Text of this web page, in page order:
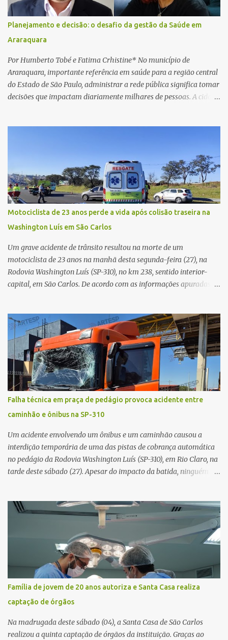
link, orientando a vítima a acessá-lo pelo computador para
concluir a suposta atualização cadastral. Após realizar o
procedimento, a conta bancária ficou bloqueada por algumas
horas. Sem conseguir acessar o sistema, a vítima tentou
novamente contato com o suposto gerente, mas não obteve
resposta. Na segunda-fe...
Planejamento e decisão: o desafio da gestão da Saúde em
Araraquara
Por Humberto Tobé e Fatima Crhistine* No município de
Araraquara, importante referência em saúde para a região central
do Estado de São Paulo, administrar a rede pública significa tomar
decisões que impactam diariamente milhares de pessoas. A cidade
o Sistema Único de Saúde (SUS). Nos últimos anos, o Governo
Federal tem ampliado investimentos destinados ao fortalecimento
da atenção básica, da infraestrutura hospitalar e da
regionalização dos serviços de saúde. Entretanto, em um cenário
de demandas crescentes e recursos necessariamente limitados, a
principal missão da gestão pública não é apenas investir mais,
mas decidir melhor onde investir para produzir o maior benefício
possível à população. Essa reflexão encontra respaldo tanto na
teoria da admini...
Motociclista de 23 anos perde a vida após colisão traseira na
Washington Luís em São Carlos
Um grave acidente de trânsito resultou na morte de um
motociclista de 23 anos na manhã desta segunda-feira (27), na
Rodovia Washington Luís (SP-310), no km 238, sentido interior-
capital, em São Carlos. De acordo com as informações apuradas no
veículo, o trânsito estava lento e congestionado devido a obras
realizadas na rodovia, momento em que ocorreu o impacto. Com
a violência da colisão, o motociclista foi arremessado ao solo.
Testemunhas relataram que o capacete teria se desprendido
durante o acidente. O jovem sofreu ferimentos gravíssimos e
morreu ainda no local. Equipes de resgate e de atendimento da
concessionária responsável pela rodovia foram acionadas e
realizaram a sinalização da via, além de prestarem socorro à
vítima. No entanto, o óbito foi constatado ainda no local do
acidente. A Polícia Militar Rodoviária compareceu para o registro
da ocorrência...
Falha técnica em praça de pedágio provoca acidente entre
caminhão e ônibus na SP-310
Um acidente envolvendo um ônibus e um caminhão causou a
interdição temporária de uma das pistas de cobrança automática
no pedágio da Rodovia Washington Luís (SP-310), em Rio Claro, na
tarde deste sábado (27). Apesar do impacto da batida, ninguém
Controle Operacional (CCO) da concessionária Eixo SP, o acidente
aconteceu devido a uma falha técnica na praça de cobrança.
Dinâmica do acidente De acordo com o relato do motorista do
ônibus (modelo M. Benz/Busscar), ao entrar na pista de cobrança
automática (AVI 20), a cancela eletrônica não realizou a abertura
automática, o que o obrigou a frear o veículo. Um caminhão
Scania P 360, que trafegava logo atrás, não conseguiu parar a
tempo e colidiu contra a traseira do ônibus. Apesar da interdição
parcial da praça de pedágio, a concessionária informou que não
houve registro de congestionamento significativo no trecho, ...
Família de jovem de 20 anos autoriza e Santa Casa realiza
captação de órgãos
Na madrugada deste sábado (04), a Santa Casa de São Carlos
realizou a quinta captação de órgãos da instituição. Graças ao